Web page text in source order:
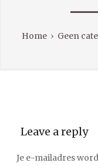
Home› Geen
Leave a reply
Je e-mailadres